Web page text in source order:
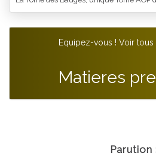
Equipez-vous ! Voir
Matieres
Parution